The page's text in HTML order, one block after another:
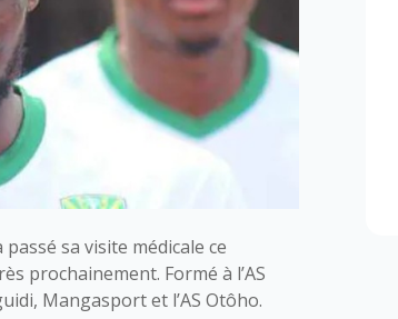
passé sa visite médicale ce
prochainement. Formé à l’AS
Mangasport et l’AS Otôho.